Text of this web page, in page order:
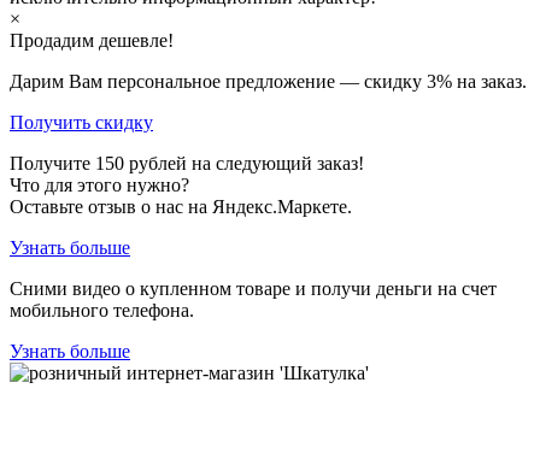
×
Продадим дешевле!
Дарим Вам персональное предложение — скидку 3% на заказ.
Получить скидку
Получите 150 рублей на следующий заказ!
Что для этого нужно?
Оставьте отзыв о нас на Яндекс.Маркете.
Узнать больше
Сними видео о купленном товаре и получи деньги на счет
мобильного телефона.
Узнать больше